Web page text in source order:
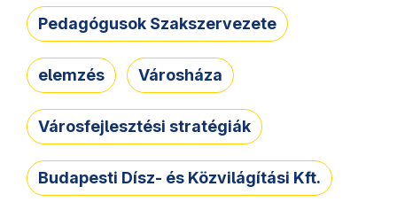
Pedagógusok Szakszervezete
elemzés Városháza
Városfejlesztési stratégiák
Budapesti Dísz- és Közvilágítási Kft.